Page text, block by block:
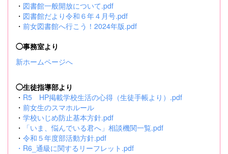
・ 図書館一般開放について.pdf
・ 図書館だより令和６年４月号.pdf
・ 前女図書館へ行こう！2024年版.pdf
◯事務室より
新ホームページへ
◯生徒指導部より
・ R5 HP掲載学校生活の心得（生徒手帳より）.pdf
・ 前女生のスマホルール
・ 学校いじめ防止基本方針.pdf
・
「いま、悩んでいる君へ」相談機関一覧.pdf
・ 令和５年度部活動方針.pdf
・ R6_通級に関するリーフレット.pdf